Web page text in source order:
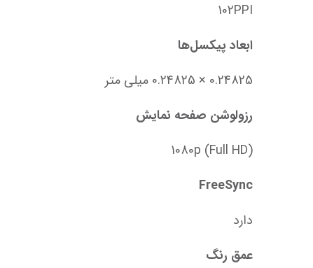
102PPI
ابعاد پیکسل‌ها
0.24825 × 0.24825 میلی متر
رزولوشن صفحه نمایش
1080p (Full HD)
FreeSync
دارد
عمق رنگ